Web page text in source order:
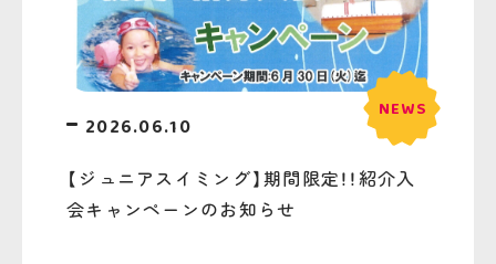
2026.06.10
【ジュニアスイミング】期間限定！！紹介入
会キャンペーンのお知らせ